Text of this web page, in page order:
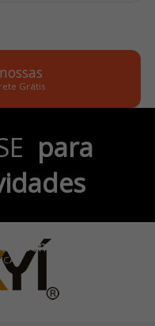
Grátis
para